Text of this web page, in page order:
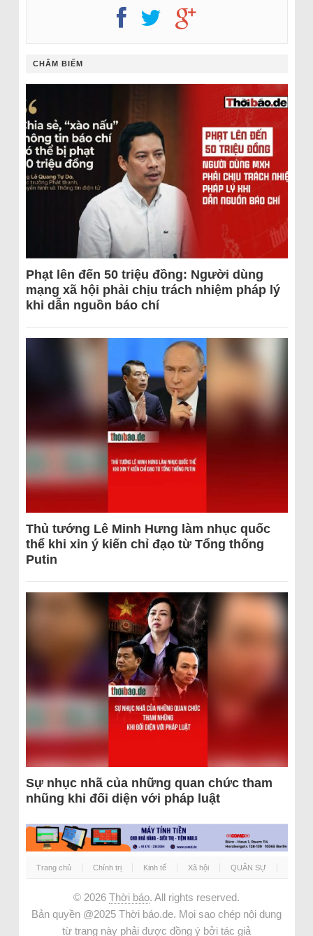
CHÂM BIẾM
Phạt lên đến 50 triệu đồng: Người dùng
mạng xã hội phải chịu trách nhiệm pháp lý
khi dẫn nguồn báo chí
Thủ tướng Lê Minh Hưng làm nhục quốc
thể khi xin ý kiến chỉ đạo từ Tổng thống
Putin
Sự nhục nhã của những quan chức tham
nhũng khi đối diện với pháp luật
Trang chủ Chính trị Kinh tế Xã hội QUÂN SỰ
© 2026 Thời báo. All rights reserved.
Bản quyền @2025 Thời báo.de. Mọi sao chép nội dung
từ trang này phải được đồng ý bởi tác giả